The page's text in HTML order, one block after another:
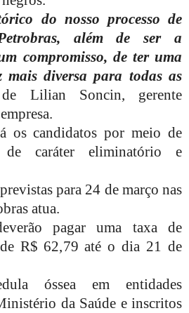
do nosso processo de
além de ser a
compromisso, de ter uma
mais diversa para todas as
Lilian Soncin, gerente
os candidatos por meio de
de caráter eliminatório e
para 24 de março nas
atua.
pagar uma taxa de
R$ 62,79 até o dia 21 de
óssea em entidades
da Saúde e inscritos